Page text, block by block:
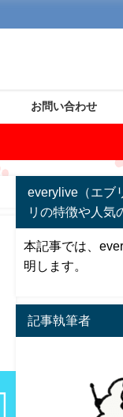
お問い合わせ
everylive（エブ
リの特徴や人気
本記事では、
明します。
記事執筆者